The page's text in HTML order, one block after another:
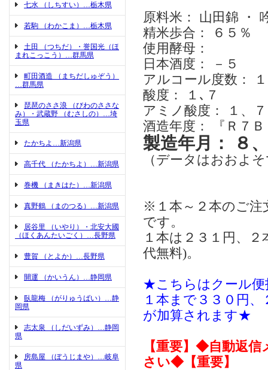
七水 （しちすい）…栃木県
若駒 （わかこま）…栃木県
土田 （つちだ）・誉国光（ほ
まれこっこう）…群馬県
町田酒造 （まちだしゅぞう）
…群馬県
琵琶のささ浪 （びわのささな
み）・武蔵野 （むさしの）…埼
玉県
たかちよ…新潟県
高千代 （たかちよ）…新潟県
巻機 （まきはた）…新潟県
真野鶴 （まのつる）…新潟県
居谷里 （いやり）・北安大國
（ほくあんたいごく）…長野県
豊賀 （とよか）…長野県
開運 （かいうん）…静岡県
臥龍梅 （がりゅうばい）…静
岡県
志太泉 （しだいずみ）…静岡
県
房島屋 （ぼうじまや）…岐阜
県
原料米： 山田錦 ・
精米歩合： ６５％
使用酵母：
日本酒度： －５
アルコール度数：
酸度： １､７
アミノ酸度： １、７
酒造年度： 『Ｒ７Ｂ
製造年月： ８
（データはおおよ
※１本～２本のご注
です。
１本は２３１円、
代無料)。
★こちらはクール便
１本まで３３０円
が加算されます★
【重要】◆自動返
さい◆【重要】